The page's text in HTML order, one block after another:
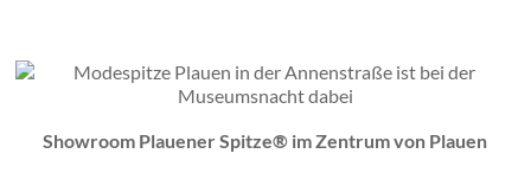
Showroom Plauener Spitze® im Zentrum von Plauen